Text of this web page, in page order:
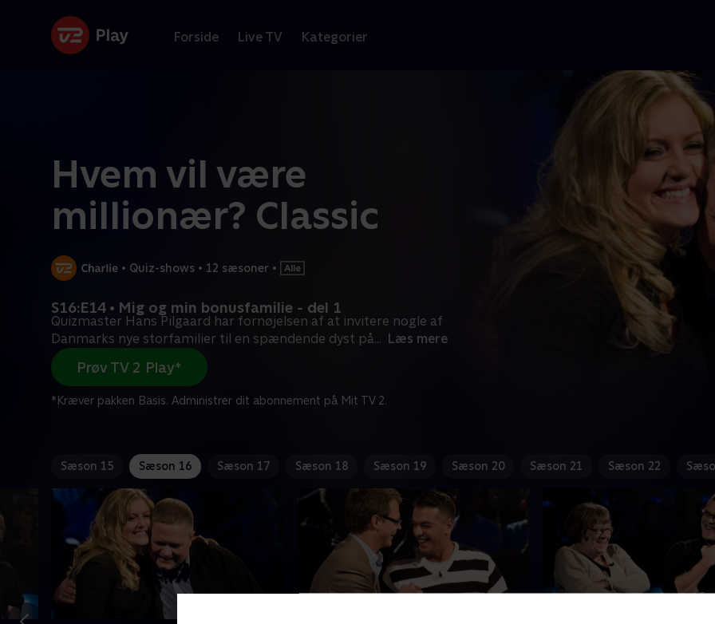
Forside Live TV Kategorier
Hvem vil være
millionær? Classic
• Quiz-shows • 12 sæsoner •
S16:E14 • Mig og min bonusfamilie - del 1
Quizmaster Hans Pilgaard har fornøjelsen af at invitere nogle af
Danmarks nye storfamilier til en spændende dyst på... Læs mere
Prøv TV 2 Play*
*Kræver pakken Basis. Administrer dit abonnement på Mit TV 2.
Sæson 15 Sæson 16 Sæson 17 Sæson 18 Sæson 19 Sæson 20 Sæson 21 Sæson 22